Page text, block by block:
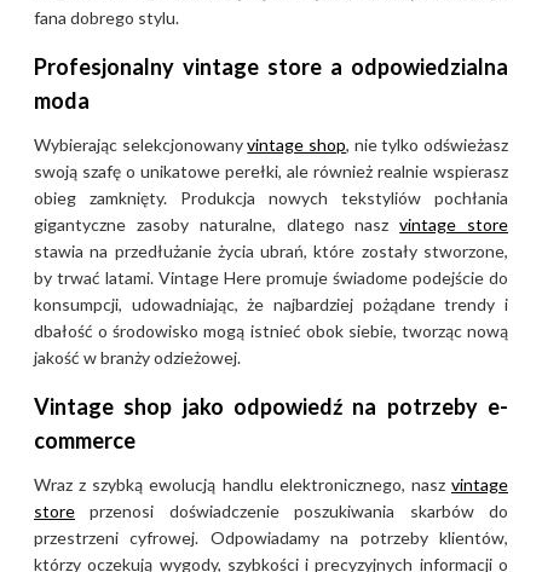
fana dobrego stylu.
Profesjonalny vintage store a odpowiedzialna
moda
Wybierając selekcjonowanyvintage shop, nie tylko odświeżasz
swoją szafę o unikatowe perełki, ale również realnie wspierasz
obieg zamknięty. Produkcja nowych tekstyliów pochłania
gigantyczne zasoby naturalne, dlatego naszvintage store
stawia na przedłużanie życia ubrań, które zostały stworzone,
by trwać latami. Vintage Here promuje świadome podejście do
konsumpcji, udowadniając, że najbardziej pożądane trendy i
dbałość o środowisko mogą istnieć obok siebie, tworząc nową
jakość w branży odzieżowej.
Vintage shop jako odpowiedź na potrzeby e-
commerce
Wraz z szybką ewolucją handlu elektronicznego, nasz vintage
store przenosi doświadczenie poszukiwania skarbów do
przestrzeni cyfrowej. Odpowiadamy na potrzeby klientów,
którzy oczekują wygody, szybkości i precyzyjnych informacji o